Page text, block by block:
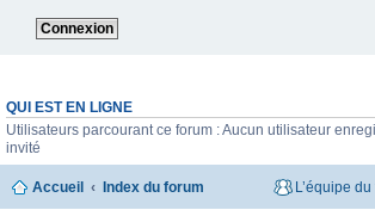
QUI EST EN LIGNE
Utilisateurs parcourant ce forum : Aucun utilisateur
invité
Accueil Index du forum L’équipe